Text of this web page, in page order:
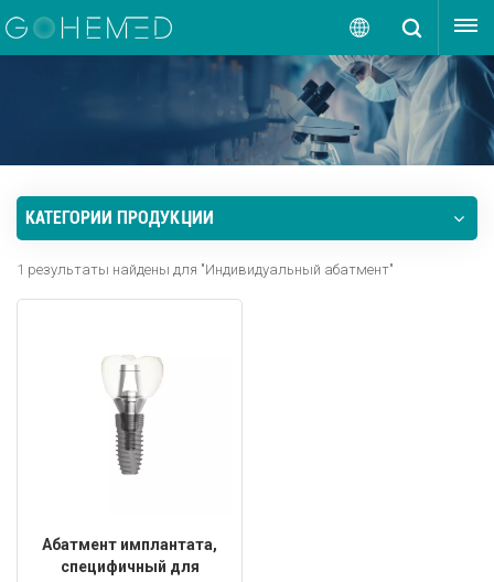
Русский
English
português
ПОЛУЧИТЬ ЦЕНУ
КАТЕГОРИИ ПРОДУКЦИИ
1 результаты найдены для "Индивидуальный абатмент"
Абатмент имплантата,
специфичный для